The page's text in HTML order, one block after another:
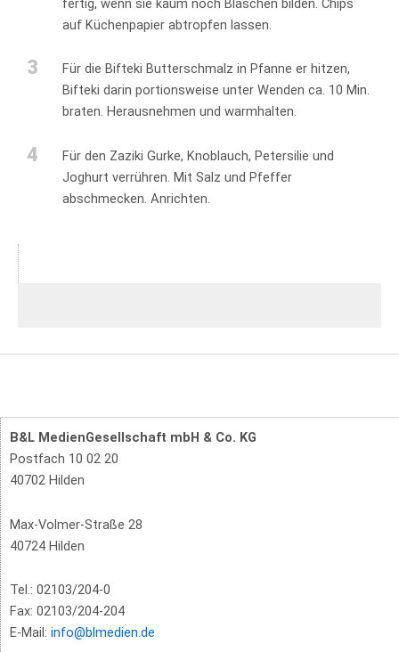
fertig, wenn sie kaum noch Bläschen bilden. Chips
auf Küchenpapier abtropfen lassen.
3
Für die Bifteki Butterschmalz in Pfanne er hitzen,
Bifteki darin portionsweise unter Wenden ca. 10 Min.
braten. Herausnehmen und warmhalten.
4
Für den Zaziki Gurke, Knoblauch, Petersilie und
Joghurt verrühren. Mit Salz und Pfeffer
abschmecken. Anrichten.
B&L MedienGesellschaft mbH & Co. KG
Postfach 10 02 20
40702 Hilden
Max-Volmer-Straße 28
40724 Hilden
Tel.: 02103/204-0
Fax: 02103/204-204
E-Mail: info@blmedien.de